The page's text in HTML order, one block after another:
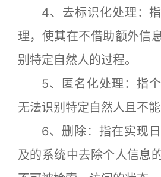
4、去标识化处理：指
理，使其在不借助额外信
别特定自然人的过程。
5、匿名化处理：指个
无法识别特定自然人且不能
6、删除：指在实现日
及的系统中去除个人信息